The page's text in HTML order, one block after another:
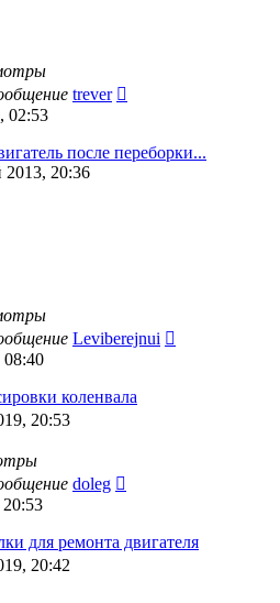
trever
02:53
после переборки...
2013, 20:36
Leviberejnui
08:40
коленвала
20:53
doleg
для ремонта двигателя
20:42